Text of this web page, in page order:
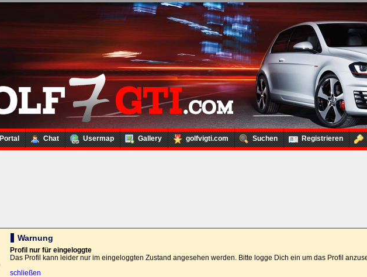
Portal Chat Usermap Gallery golfvigti.com Suchen Registrieren
Loginbox
Trage
bitte
in
die
nachfolgenden
Felder
Deinen
Benutzernamen
und
Kennwort
ein,
um
Bei jedem Besuch
automatisch einloggen.
Warnung
Profil nur für eingeloggte
Das Profil kann leider nur im eingeloggten Zustand angesehen werden. Bitte logge Dich ein um das Profil
schließen